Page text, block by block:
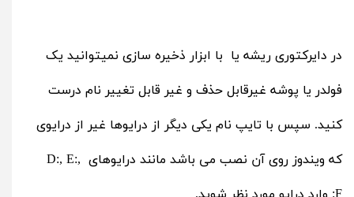
در دایرکتوری ریشه یا با ابزار ذخیره سازی نمی‎توانید یک
فولدر یا پوشه غیرقابل حذف و غیر قابل تغییر نام درست
کنید. سپس با تایپ نام یکی دیگر از درایوها غیر از درایوی
که ویندوز روی آن نصب می باشد مانند درایوهای D:, E:,